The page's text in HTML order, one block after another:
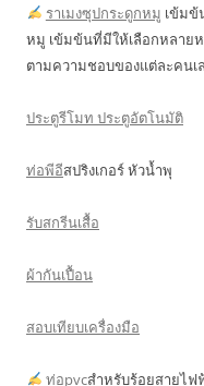
ราเมงซุปกระดูกหมู เข้มข้
หมู เข้มข้นที่มีให้เลือกหลาย
ตามความชอบของแต่ละคน
ประตูรีโมท ประตูอัตโนมัติ
ท่อพีอีสปริงเกอร์ หัวน้ำพุ
รับสกรีนเสื้อ
ผ้ากันเปื้อน
สอบเทียบเครื่องมือ
ท่อpvcสำหรับร้อยสายไฟ